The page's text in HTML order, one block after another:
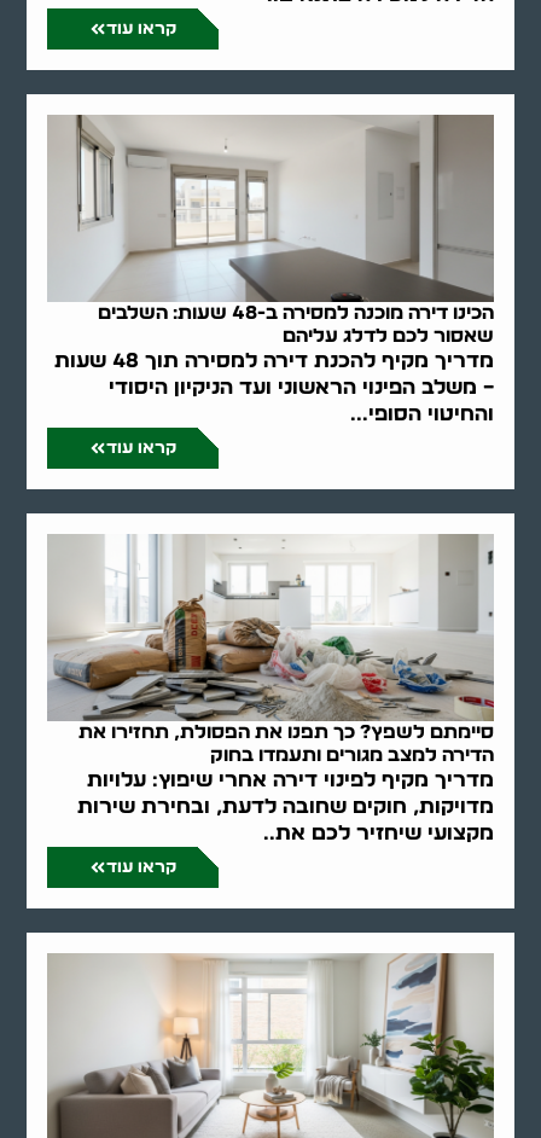
קראו עוד
הכינו דירה מוכנה למסירה ב-48 שעות: השלבים
שאסור לכם לדלג עליהם
מדריך מקיף להכנת דירה למסירה תוך 48 שעות
– משלב הפינוי הראשוני ועד הניקיון היסודי
והחיטוי הסופי...
קראו עוד
סיימתם לשפץ? כך תפנו את הפסולת, תחזירו את
הדירה למצב מגורים ותעמדו בחוק
מדריך מקיף לפינוי דירה אחרי שיפוץ: עלויות
מדויקות, חוקים שחובה לדעת, ובחירת שירות
מקצועי שיחזיר לכם את..
קראו עוד